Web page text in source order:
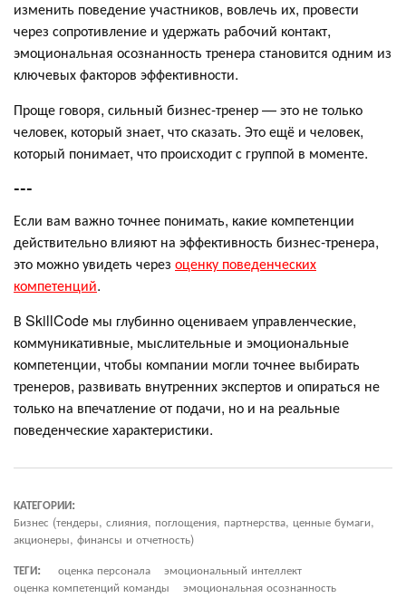
изменить поведение участников, вовлечь их, провести
через сопротивление и удержать рабочий контакт,
эмоциональная осознанность тренера становится одним из
ключевых факторов эффективности.
Проще говоря, сильный бизнес-тренер — это не только
человек, который знает, что сказать. Это ещё и человек,
который понимает, что происходит с группой в моменте.
---
Если вам важно точнее понимать, какие компетенции
действительно влияют на эффективность бизнес-тренера,
это можно увидеть через оценку поведенческих
компетенций.
В SkillCode мы глубинно оцениваем управленческие,
коммуникативные, мыслительные и эмоциональные
компетенции, чтобы компании могли точнее выбирать
тренеров, развивать внутренних экспертов и опираться не
только на впечатление от подачи, но и на реальные
поведенческие характеристики.
КАТЕГОРИИ:
Бизнес (тендеры, слияния, поглощения, партнерства, ценные бумаги,
акционеры, финансы и отчетность)
ТЕГИ:
оценка персонала
эмоциональный интеллект
оценка компетенций команды
эмоциональная осознанность